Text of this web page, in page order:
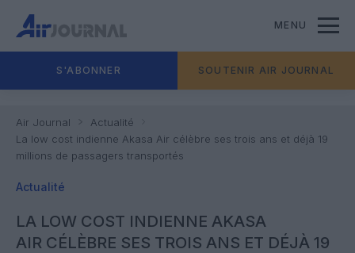
MENU
S'ABONNER SOUTENIR AIR JOURNAL
Air Journal
Actualité
La low cost indienne Akasa Air célèbre ses trois ans et déjà 19
millions de passagers transportés
Actualité
LA LOW COST INDIENNE AKASA
AIR CÉLÈBRE SES TROIS ANS ET DÉJÀ 19